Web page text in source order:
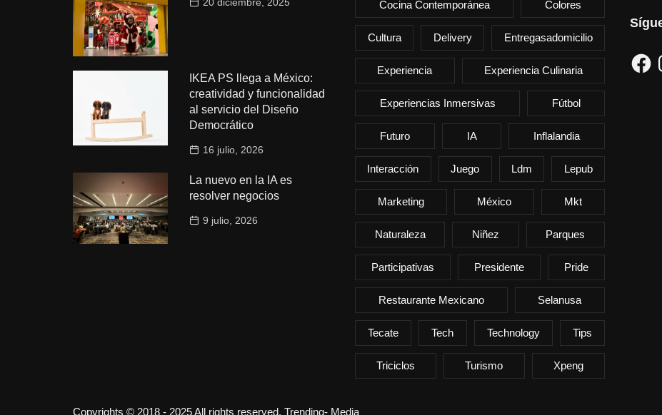
IKEA PS llega a México:
creatividad y funcionalidad
al servicio del Diseño
Democrático
16 julio, 2026
La nuevo en la IA es
resolver negocios
9 julio, 2026
Cocina Contemporánea Colores
Cultura Delivery Entregasadomicilio
Experiencia Experiencia Culinaria
Experiencias Inmersivas Fútbol
Futuro IA Inflalandia
Interacción Juego Ldm Lepub
Marketing México Mkt
Naturaleza Niñez Parques
Participativas Presidente Pride
Restaurante Mexicano Selanusa
Tecate Tech Technology Tips
Triciclos Turismo Xpeng
Copyrights © 2018 - 2025 All rights reserved. Trending- Media